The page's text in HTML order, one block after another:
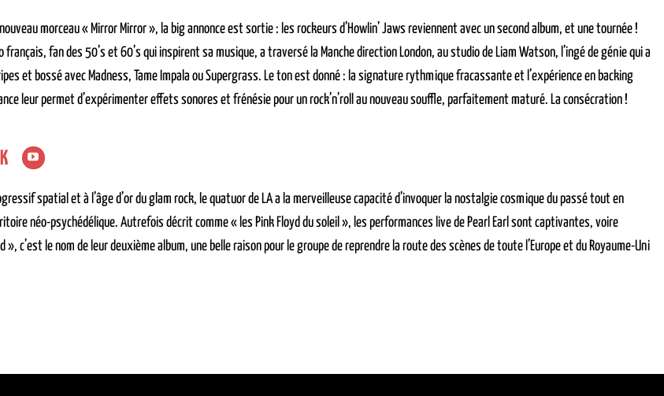
morceau « Mirror Mirror », la big annonce est sortie : les rockeurs d’Howlin’ Jaws reviennent avec un second album, et une tournée !
français, fan des 50’s et 60’s qui inspirent sa musique, a traversé la Manche direction London, au studio de Liam Watson, l’ingé de génie qui a
et bossé avec Madness, Tame Impala ou Supergrass. Le ton est donné : la signature rythmique fracassante et l’expérience en backing
leur permet d’expérimenter effets sonores et frénésie pour un rock’n’roll au nouveau souffle, parfaitement maturé. La consécration !
spatial et à l’âge d’or du glam rock, le quatuor de LA a la merveilleuse capacité d’invoquer la nostalgie cosmique du passé tout en
néo-psychédélique. Autrefois décrit comme « les Pink Floyd du soleil », les performances live de Pearl Earl sont captivantes, voire
», c’est le nom de leur deuxième album, une belle raison pour le groupe de reprendre la route des scènes de toute l’Europe et du Royaume-Uni